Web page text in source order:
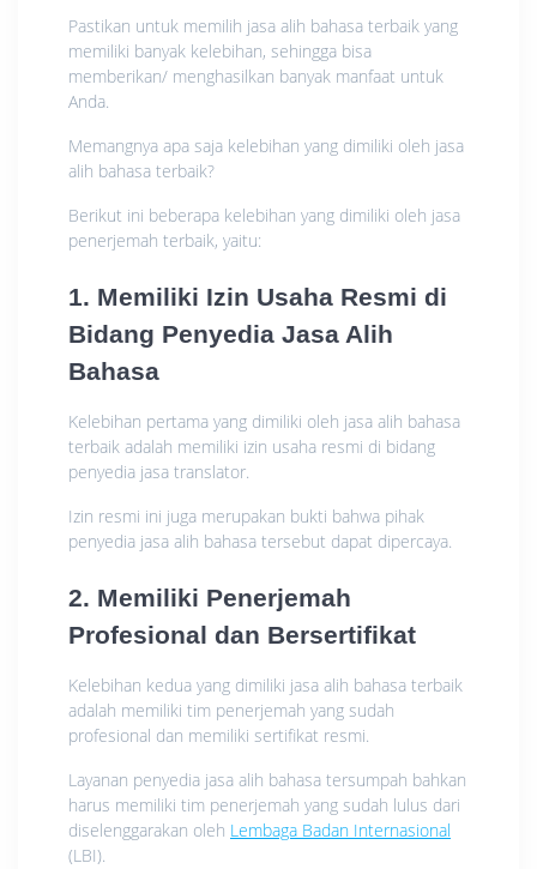
Pastikan untuk memilih jasa alih bahasa terbaik yang
memiliki banyak kelebihan, sehingga bisa
memberikan/ menghasilkan banyak manfaat untuk
Anda.
Memangnya apa saja kelebihan yang dimiliki oleh jasa
alih bahasa terbaik?
Berikut ini beberapa kelebihan yang dimiliki oleh jasa
penerjemah terbaik, yaitu:
1. Memiliki Izin Usaha Resmi di
Bidang Penyedia Jasa Alih
Bahasa
Kelebihan pertama yang dimiliki oleh jasa alih bahasa
terbaik adalah memiliki izin usaha resmi di bidang
penyedia jasa translator.
Izin resmi ini juga merupakan bukti bahwa pihak
penyedia jasa alih bahasa tersebut dapat dipercaya.
2. Memiliki Penerjemah
Profesional dan Bersertifikat
Kelebihan kedua yang dimiliki jasa alih bahasa terbaik
adalah memiliki tim penerjemah yang sudah
profesional dan memiliki sertifikat resmi.
Layanan penyedia jasa alih bahasa tersumpah bahkan
harus memiliki tim penerjemah yang sudah lulus dari
diselenggarakan oleh Lembaga Badan Internasional
(LBI).